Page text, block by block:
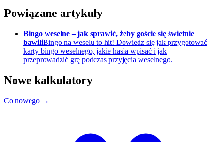
Powiązane artykuły
Bingo weselne – jak sprawić, żeby goście się świetnie
bawiliBingo na weselu to hit! Dowiedz się jak przygotować
karty bingo weselnego, jakie hasła wpisać i jak
przeprowadzić grę podczas przyjęcia weselnego.
Nowe kalkulatory
Co nowego →